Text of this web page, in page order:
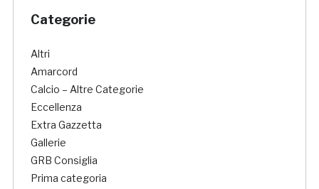
Categorie
Altri
Amarcord
Calcio – Altre Categorie
Eccellenza
Extra Gazzetta
Gallerie
GRB Consiglia
Prima categoria